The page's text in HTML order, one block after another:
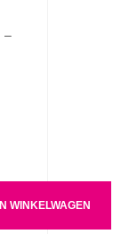
–
WINKELWAGEN